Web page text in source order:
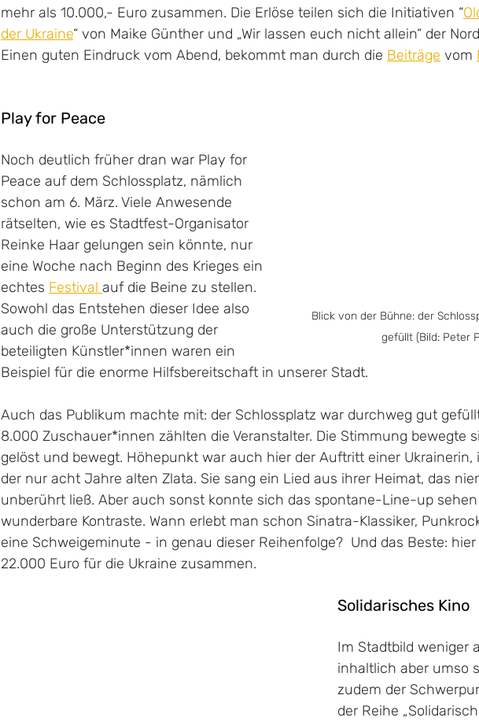
mehr als 10.000,- Euro zusammen. Die Erlöse teilen sich die Initiativen “
der Ukraine“ von Maike Günther und „Wir lassen euch nicht allein“ der
Einen guten Eindruck vom Abend, bekommt man durch die Beiträge vom
Blick von der Bühne: der
gefüllt (Bild: Peter
Play for Peace
Noch deutlich früher dran war Play for
Peace auf dem Schlossplatz, nämlich
schon am 6. März. Viele Anwesende
rätselten, wie es Stadtfest-Organisator
Reinke Haar gelungen sein könnte, nur
eine Woche nach Beginn des Krieges ein
echtes Festival auf die Beine zu stellen.
Sowohl das Entstehen dieser Idee also
auch die große Unterstützung der
beteiligten Künstler*innen waren ein
Beispiel für die enorme Hilfsbereitschaft in unserer Stadt.
Auch das Publikum machte mit: der Schlossplatz war durchweg gut
8.000 Zuschauer*innen zählten die Veranstalter. Die Stimmung bewegte
gelöst und bewegt. Höhepunkt war auch hier der Auftritt einer Ukrainerin,
der nur acht Jahre alten Zlata. Sie sang ein Lied aus ihrer Heimat, das
unberührt ließ. Aber auch sonst konnte sich das spontane-Line-up
wunderbare Kontraste. Wann erlebt man schon Sinatra-Klassiker,
eine Schweigeminute - in genau dieser Reihenfolge?  Und das Beste:
22.000 Euro für die Ukraine zusammen.
Solidarisches Kino
Im Stadtbild weniger
inhaltlich aber umso
zudem der
der Reihe